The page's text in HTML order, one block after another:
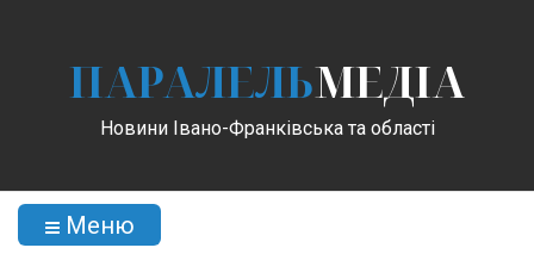
ПАРАЛЕЛЬМЕДІА
Новини Івано-Франківська та області
Меню